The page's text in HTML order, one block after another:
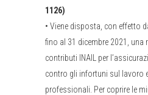
1126)
• Viene disposta, con effetto
fino al 31 dicembre 2021, una
contributi INAIL per
contro gli infortuni sul lavoro
professionali. Per coprire le